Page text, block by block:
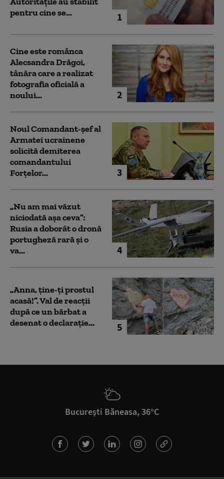
1
pentru cine se...
2
Cine este românca
Alecsandra Drăgoi,
tânăra care a realizat
fotografia oficială a
noului...
3
Noul Comandant-șef al
Armatei ucrainene
solicită demiterea
comandantului
Forțelor...
4
„Nu am mai văzut
niciodată așa ceva”:
Rusia a doborât o dronă
portugheză rară și o
va...
5
„Anna, ţine-ţi prostul
acasă!”. Val de reacții
după ce un bărbat a
desenat o declarație...
București Băneasa, 36°C